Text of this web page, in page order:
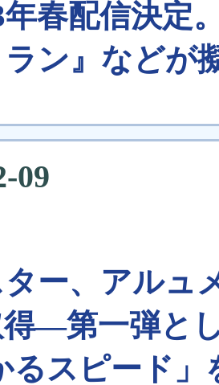
年春配信決
ラン』など
09
ー、アルュ
―第一弾と
るスピード」